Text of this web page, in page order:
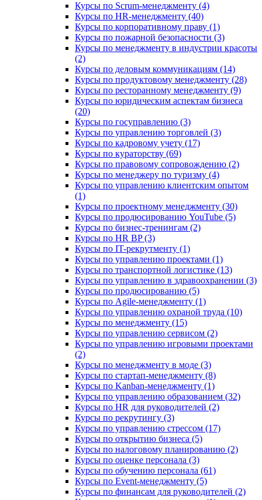
Курсы по Scrum-менеджменту (4)
Курсы по HR-менеджменту (40)
Курсы по корпоративному праву (1)
Курсы по пожарной безопасности (3)
Курсы по менеджменту в индустрии красоты
(2)
Курсы по деловым коммуникациям (14)
Курсы по продуктовому менеджменту (28)
Курсы по ресторанному менеджменту (9)
Курсы по юридическим аспектам бизнеса
(20)
Курсы по госуправлению (3)
Курсы по управлению торговлей (3)
Курсы по кадровому учету (17)
Курсы по кураторству (69)
Курсы по правовому сопровождению (2)
Курсы по менеджеру по туризму (4)
Курсы по управлению клиентским опытом
(1)
Курсы по проектному менеджменту (30)
Курсы по продюсированию YouTube (5)
Курсы по бизнес-тренингам (2)
Курсы по HR BP (3)
Курсы по IT-рекрутменту (1)
Курсы по управлению проектами (1)
Курсы по транспортной логистике (13)
Курсы по управлению в здравоохранении (3)
Курсы по продюсированию (5)
Курсы по Agile-менеджменту (1)
Курсы по управлению охраной труда (10)
Курсы по менеджменту (15)
Курсы по управлению сервисом (2)
Курсы по управлению игровыми проектами
(2)
Курсы по менеджменту в моде (3)
Курсы по стартап-менеджменту (8)
Курсы по Kanban-менеджменту (1)
Курсы по управлению образованием (32)
Курсы по HR для руководителей (2)
Курсы по рекрутингу (3)
Курсы по управлению стрессом (17)
Курсы по открытию бизнеса (5)
Курсы по налоговому планированию (2)
Курсы по оценке персонала (3)
Курсы по обучению персонала (61)
Курсы по Event-менеджменту (5)
Курсы по финансам для руководителей (2)